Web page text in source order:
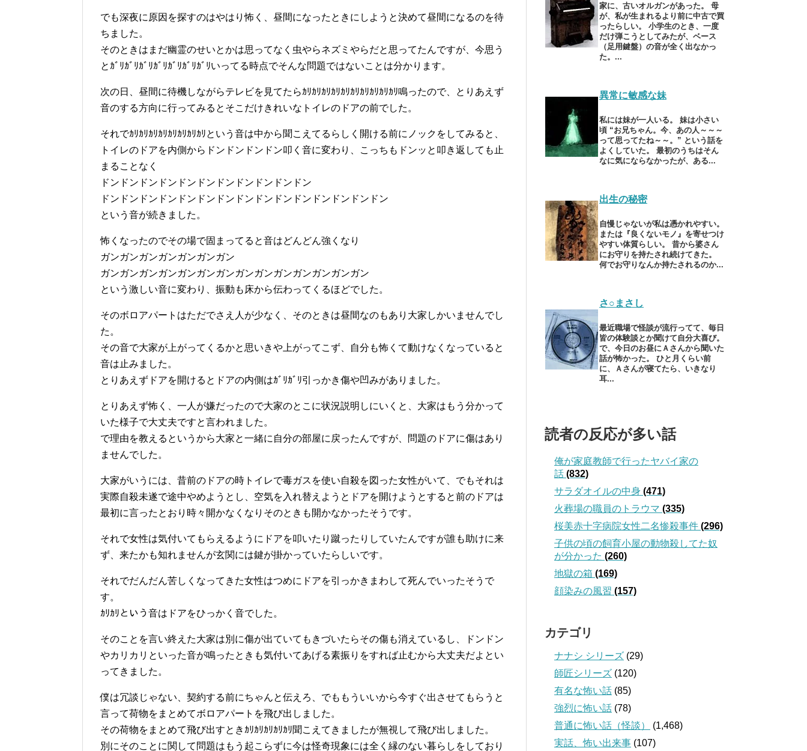
でも深夜に原因を探すのはやはり怖く、昼間になったときにしようと決めて昼間になるのを待
ちました。
そのときはまだ幽霊のせいとかは思ってなく虫やらネズミやらだと思ってたんですが、今思う
とｶﾞﾘｶﾞﾘｶﾞﾘｶﾞﾘｶﾞﾘｶﾞﾘｶﾞﾘいってる時点でそんな問題ではないことは分かります。
次の日、昼間に待機しながらテレビを見てたらｶﾘｶﾘｶﾘｶﾘｶﾘｶﾘｶﾘｶﾘｶﾘｶﾘ鳴ったので、とりあえず
音のする方向に行ってみるとそこだけきれいなトイレのドアの前でした。
それでｶﾘｶﾘｶﾘｶﾘｶﾘｶﾘｶﾘｶﾘという音は中から聞こえてるらしく開ける前にノックをしてみると、
トイレのドアを内側からドンドンドンドン叩く音に変わり、こっちもドンッと叩き返しても止
まることなく
ドンドンドンドンドンドンドンドンドンドンドン
ドンドンドンドンドンドンドンドンドンドンドンドンドンドンドン
という音が続きました。
怖くなったのでその場で固まってると音はどんどん強くなり
ガンガンガンガンガンガンガン
ガンガンガンガンガンガンガンガンガンガンガンガンガンガン
という激しい音に変わり、振動も床から伝わってくるほどでした。
そのボロアパートはただでさえ人が少なく、そのときは昼間なのもあり大家しかいませんでし
た。
その音で大家が上がってくるかと思いきや上がってこず、自分も怖くて動けなくなっていると
音は止みました。
とりあえずドアを開けるとドアの内側はｶﾞﾘｶﾞﾘ引っかき傷や凹みがありました。
とりあえず怖く、一人が嫌だったので大家のとこに状況説明しにいくと、大家はもう分かって
いた様子で大丈夫ですと言われました。
で理由を教えるというから大家と一緒に自分の部屋に戻ったんですが、問題のドアに傷はあり
ませんでした。
大家がいうには、昔前のドアの時トイレで毒ガスを使い自殺を図った女性がいて、でもそれは
実際自殺未遂で途中やめようとし、空気を入れ替えようとドアを開けようとすると前のドアは
最初に言ったとおり時々開かなくなりそのときも開かなかったそうです。
それで女性は気付いてもらえるようにドアを叩いたり蹴ったりしていたんですが誰も助けに来
ず、来たかも知れませんが玄関には鍵が掛かっていたらしいです。
それでだんだん苦しくなってきた女性はつめにドアを引っかきまわして死んでいったそうで
す。
ｶﾘｶﾘという音はドアをひっかく音でした。
そのことを言い終えた大家は別に傷が出ていてもきづいたらその傷も消えているし、ドンドン
やカリカリといった音が鳴ったときも気付いてあげる素振りをすれば止むから大丈夫だよとい
ってきました。
僕は冗談じゃない、契約する前にちゃんと伝えろ、でももういいから今すぐ出させてもらうと
言って荷物をまとめてボロアパートを飛び出しました。
その荷物をまとめて飛び出すときｶﾘｶﾘｶﾘｶﾘｶﾘ聞こえてきましたが無視して飛び出しました。
別にそのことに関して問題はもう起こらずに今は怪奇現象には全く縁のない暮らしをしており
家に、古いオルガンがあった。 母
が、私が生まれるより前に中古で買
ったらしい。 小学生のとき、一度
だけ弾こうとしてみたが、ベース
（足用鍵盤）の音が全く出なかっ
た。...
異常に敏感な妹
私には妹が一人いる。 妹は小さい
頃 “お兄ちゃん。今、あの人～～～
って思ってたね～～。” という話を
よくしていた。 最初のうちはそん
なに気にならなかったが、ある...
出生の秘密
自慢じゃないが私は憑かれやすい。
または『良くないモノ』を寄せつけ
やすい体質らしい。 昔から婆さん
にお守りを持たされ続けてきた。
何でお守りなんか持たされるのか...
さ○まさし
最近職場で怪談が流行ってて、毎日
皆の体験談とか聞けて自分大喜び。
で、今日のお昼にＡさんから聞いた
話が怖かった。 ひと月くらい前
に、Ａさんが寝てたら、いきなり
耳...
読者の反応が多い話
俺が家庭教師で行ったヤバイ家の
話 (832)
サラダオイルの中身 (471)
火葬場の職員のトラウマ (335)
桜美赤十字病院女性二名惨殺事件 (296)
子供の頃の飼育小屋の動物殺してた奴
が分かった (260)
地獄の箱 (169)
顔染みの風習 (157)
カテゴリ
ナナシ シリーズ (29)
師匠シリーズ (120)
有名な怖い話 (85)
強烈に怖い話 (78)
普通に怖い話（怪談）
(1,468)
実話、怖い出来事 (107)